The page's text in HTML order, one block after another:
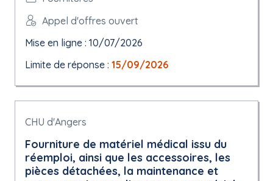
Appel d'offres ouvert
Mise en ligne : 10/07/2026
Limite de réponse : 15/09/2026
CHU d'Angers
Fourniture de matériel médical issu du
réemploi, ainsi que les accessoires, les
pièces détachées, la maintenance et